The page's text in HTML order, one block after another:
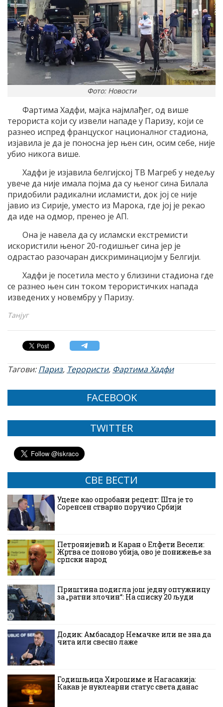
Фото: Новости
Фартима Хадфи, маjка наjмлађег, од више
терориста коjи су извели нападе у Паризу, коjи се
разнео испред француског националног стадиона,
изjавила jе да jе поносна jер њен син, осим себе, ниjе
убио никога више.
Хадфи jе изjавила белгиjскоj TВ Mагреб у недељу
увече да ниjе имала поjма да су њеног сина Билала
придобили радикални исламисти, док jоj се ниjе
jавио из Сириjе, уместо из Mарока, где jоj jе рекао
да иде на одмор, пренео jе AП.
Oна jе навела да су исламски екстремисти
искористили њеног 20-годишњег сина jер jе
одрастао разочаран дискриминациоjм у Белгиjи.
Хадфи jе посетила место у близини стадиона где
се разнео њен син током терористичких напада
изведених у новембру у Паризу.
Танјуг
Тагови:Париз, Терористи, Фартима Хадфи
FACEBOOK
TWITTER
СВЕ ВЕСТИ
Уцене као опробани рецепт: Шта је то
Соренсен стварно поручио Србији
Петронијевић и Каран о Елфети Весели:
Жртва се поново убија, ово је понижење за
српски народ
Приштина подигла још једну оптужницу
за „ратни злочин“: На списку 20 људи
Додик: Амбасадор Немачке или не зна да
чита или свесно лаже
Годишњица Хирошиме и Нагасакија:
Какав је нуклеарни статус света данас